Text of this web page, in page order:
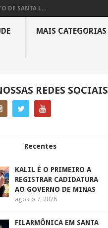
DE SANTA L...
MAIS CATEGORIAS
REDES SOCIAIS
Recentes
KALIL É O PRIMEIRO A
REGISTRAR CADIDATURA
AO GOVERNO DE MINAS
agosto 7, 2026
FILARMÔNICA EM SANTA